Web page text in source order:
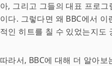
아, 그리고 그들의 대표 프로그
이다. 그렇다면 왜 BBC에서
적인 히트를 칠 수 있었는지
따라서, BBC에 대해 더 알아